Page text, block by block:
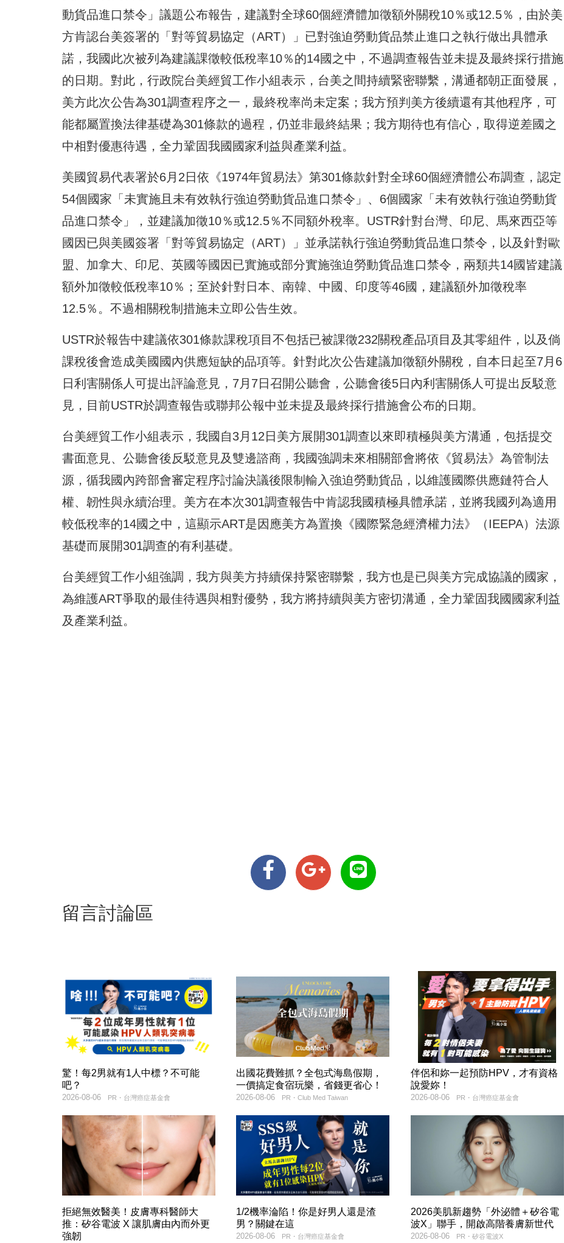
動貨品進口禁令」議題公布報告，建議對全球60個經濟體加徵額外關稅10％或12.5％，由於美
方肯認台美簽署的「對等貿易協定（ART）」已對強迫勞動貨品禁止進口之執行做出具體承
諾，我國此次被列為建議課徵較低稅率10％的14國之中，不過調查報告並未提及最終採行措施
的日期。對此，行政院台美經貿工作小組表示，台美之間持續緊密聯繫，溝通都朝正面發展，
美方此次公告為301調查程序之一，最終稅率尚未定案；我方預判美方後續還有其他程序，可
能都屬置換法律基礎為301條款的過程，仍並非最終結果；我方期待也有信心，取得逆差國之
中相對優惠待遇，全力鞏固我國國家利益與產業利益。
美國貿易代表署於6月2日依《1974年貿易法》第301條款針對全球60個經濟體公布調查，認定
54個國家「未實施且未有效執行強迫勞動貨品進口禁令」、6個國家「未有效執行強迫勞動貨
品進口禁令」，並建議加徵10％或12.5％不同額外稅率。USTR針對台灣、印尼、馬來西亞等
國因已與美國簽署「對等貿易協定（ART）」並承諾執行強迫勞動貨品進口禁令，以及針對歐
盟、加拿大、印尼、英國等國因已實施或部分實施強迫勞動貨品進口禁令，兩類共14國皆建議
額外加徵較低稅率10％；至於針對日本、南韓、中國、印度等46國，建議額外加徵稅率
12.5％。不過相關稅制措施未立即公告生效。
USTR於報告中建議依301條款課稅項目不包括已被課徵232關稅產品項目及其零組件，以及倘
課稅後會造成美國國內供應短缺的品項等。針對此次公告建議加徵額外關稅，自本日起至7月6
日利害關係人可提出評論意見，7月7日召開公聽會，公聽會後5日內利害關係人可提出反駁意
見，目前USTR於調查報告或聯邦公報中並未提及最終採行措施會公布的日期。
台美經貿工作小組表示，我國自3月12日美方展開301調查以來即積極與美方溝通，包括提交
書面意見、公聽會後反駁意見及雙邊諮商，我國強調未來相關部會將依《貿易法》為管制法
源，循我國內跨部會審定程序討論決議後限制輸入強迫勞動貨品，以維護國際供應鏈符合人
權、韌性與永續治理。美方在本次301調查報告中肯認我國積極具體承諾，並將我國列為適用
較低稅率的14國之中，這顯示ART是因應美方為置換《國際緊急經濟權力法》（IEEPA）法源
基礎而展開301調查的有利基礎。
台美經貿工作小組強調，我方與美方持續保持緊密聯繫，我方也是已與美方完成協議的國家，
為維護ART爭取的最佳待遇與相對優勢，我方將持續與美方密切溝通，全力鞏固我國國家利益
及產業利益。
留言討論區
驚！每2男就有1人中標？不可能
吧？
PR・台灣癌症基金會
2026-08-06
出國花費難抓？全包式海島假期，
一價搞定食宿玩樂，省錢更省心！
PR・Club Med Taiwan
2026-08-06
伴侶和妳一起預防HPV，才有資格
說愛妳！
PR・台灣癌症基金會
2026-08-06
拒絕無效醫美！皮膚專科醫師大
推：矽谷電波 X 讓肌膚由內而外更
強韌
1/2機率淪陷！你是好男人還是渣
男？關鍵在這
PR・台灣癌症基金會
2026-08-06
2026美肌新趨勢「外泌體＋矽谷電
波X」聯手，開啟高階養膚新世代
PR・矽谷電波X
2026-08-06